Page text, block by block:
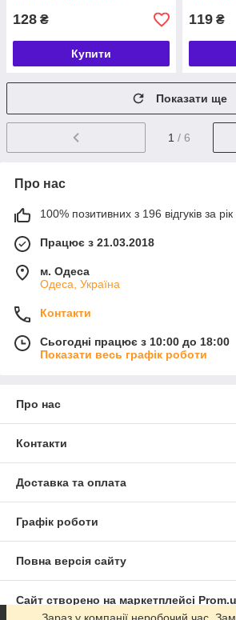
128 ₴
Купити
119 ₴
Показати ще
1 / 6
Про нас
100% позитивних з 196 відгуків за рік
Працює з 21.03.2018
м. Одеса
Одеса, Україна
Контакти
Сьогодні працює з 10:00 до 18:00
Показати весь графік роботи
Про нас
Контакти
Доставка та оплата
Графік роботи
Повна версія сайту
Сайт створено на маркетплейсі